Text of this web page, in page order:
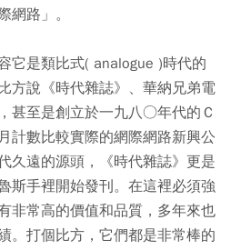
網路」。
它是類比式( analogue )時代的
方說《時代雜誌》、華納兄弟電
甚至是創立於一九八○年代的Ｃ
計數比較實際的網際網路新興公
久遠的源頭，《時代雜誌》更是
斯手裡開始發刊。在這裡必須強
非常高的價值和品質，多年來也
。打個比方，它們都是非常棒的